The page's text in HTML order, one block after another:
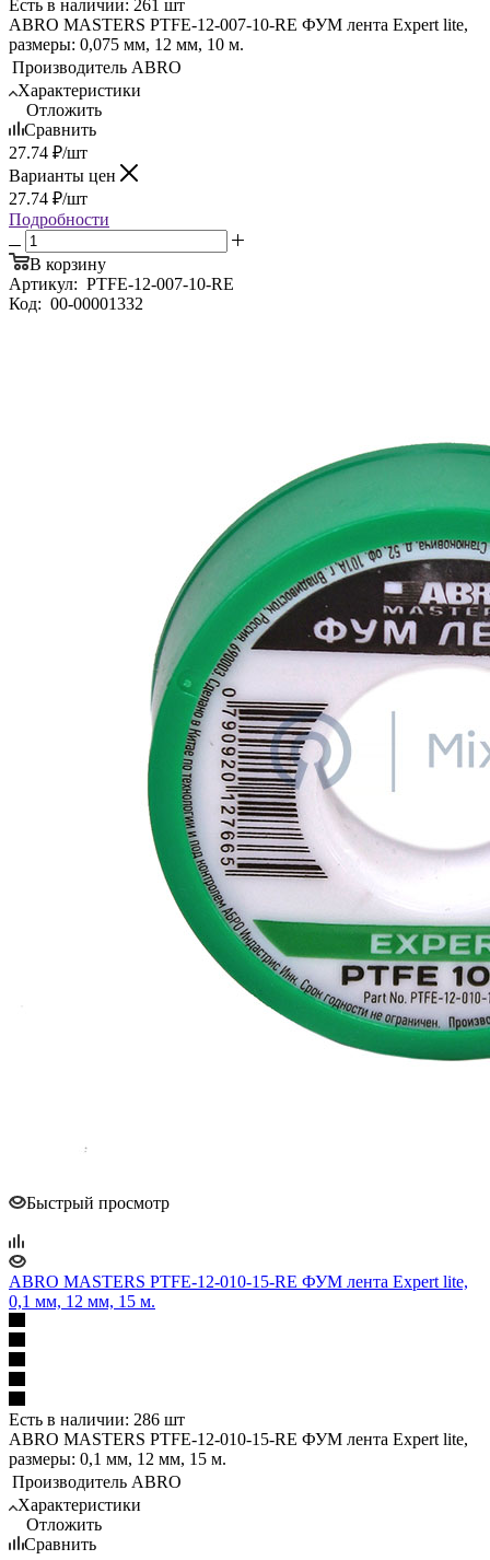
Есть в наличии: 261 шт
ABRO MASTERS PTFE-12-007-10-RE ФУМ лента Expert lite,
размеры: 0,075 мм, 12 мм, 10 м.
Производитель ABRO
Характеристики
Отложить
Сравнить
27.74 ₽/шт
Варианты цен
27.74 ₽/шт
Подробности
В корзину
Артикул: PTFE-12-007-10-RE
Код: 00-00001332
Быстрый просмотр
ABRO MASTERS PTFE-12-010-15-RE ФУМ лента Expert lite,
0,1 мм, 12 мм, 15 м.
Есть в наличии: 286 шт
ABRO MASTERS PTFE-12-010-15-RE ФУМ лента Expert lite,
размеры: 0,1 мм, 12 мм, 15 м.
Производитель ABRO
Характеристики
Отложить
Сравнить